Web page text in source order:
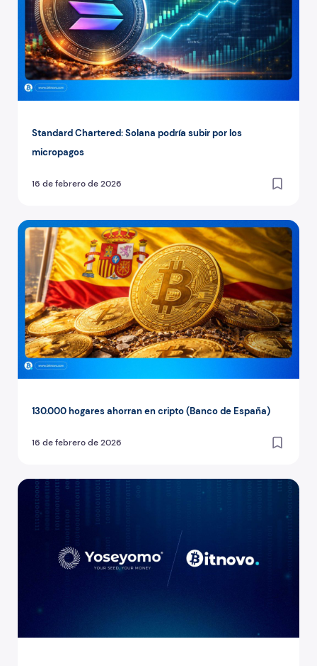
Standard Chartered: Solana podría subir por los
micropagos
16 de febrero de 2026
130.000 hogares ahorran en cripto (Banco de España)
16 de febrero de 2026
130.000 hogares ahorran en cripto (Banco de España)
Bitnovo × Yoseyomo: Acceso + Autocustodia real